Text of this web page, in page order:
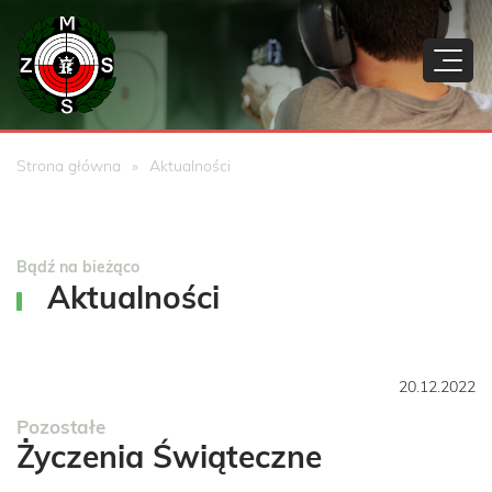
Strona główna Aktualności
Bądź na bieżąco
Aktualności
20.12.2022
Pozostałe
Życzenia Świąteczne